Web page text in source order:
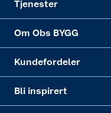
Tjenester
Om Obs BYGG
Kundefordeler
Bli inspirert